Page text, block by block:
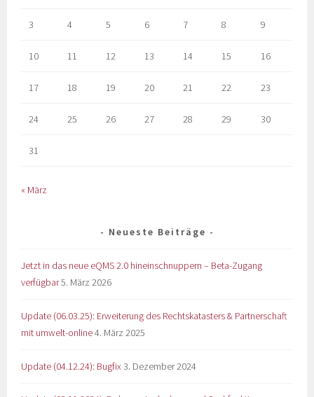
3 4 5 6 7 8 9
10 11 12 13 14 15 16
17 18 19 20 21 22 23
24 25 26 27 28 29 30
31
« März
Neueste Beiträge
Jetzt in das neue eQMS 2.0 hineinschnuppern – Beta-Zugang
verfügbar5. März 2026
Update (06.03.25): Erweiterung des Rechtskatasters & Partnerschaft
mit umwelt-online4. März 2025
Update (04.12.24): Bugfix 3. Dezember 2024